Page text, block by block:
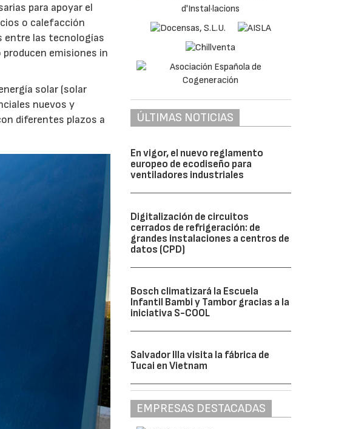
para apoyar el
o calefacción
entre las tecnologías
emisiones in
solar (solar
nuevos y
diferentes plazos a
ÚLTIMAS NOTICIAS
En vigor, el nuevo reglamento
europeo de ecodiseño para
ventiladores industriales
Digitalización de circuitos
cerrados de refrigeración: de
grandes instalaciones a centros de
datos (CPD)
Bosch climatizará la Escuela
Infantil Bambi y Tambor gracias a la
iniciativa S-COOL
Salvador Illa visita la fábrica de
Tucai en Vietnam
EMPRESAS DESTACADAS